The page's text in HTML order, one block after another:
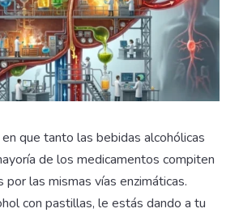
que tanto las bebidas alcohólicas
de los medicamentos compiten
las mismas vías enzimáticas.
con pastillas, le estás dando a tu